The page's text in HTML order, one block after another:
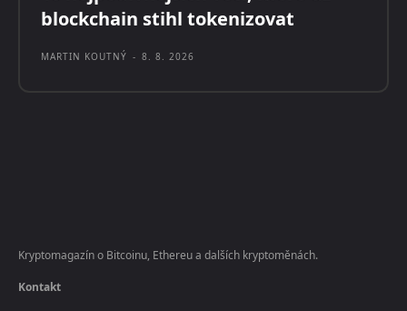
blockchain stihl tokenizovat
MARTIN KOUTNÝ - 8. 8. 2026
Kryptomagazín o Bitcoinu, Ethereu a dalších kryptoměnách.
Kontakt